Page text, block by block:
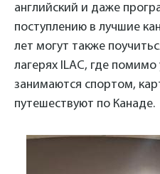
английский и даже
поступлению в лучшие
лет могут также
лагерях ILAC, где
занимаются спортом,
путешествуют по Канаде.